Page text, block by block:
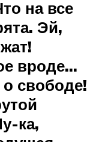
на все
Эй,
вроде…
свободе!
ка,